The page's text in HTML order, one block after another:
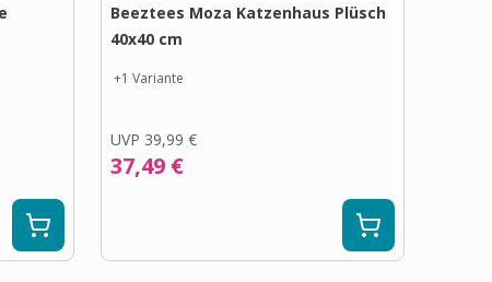
Beeztees Moza Katzenhaus Plüsch
40x40 cm
+1 Variante
UVP 39,99 €
37,49 €